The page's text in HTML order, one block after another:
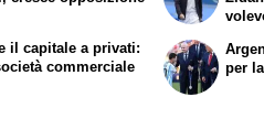
il capitale a privati:
commerciale
per